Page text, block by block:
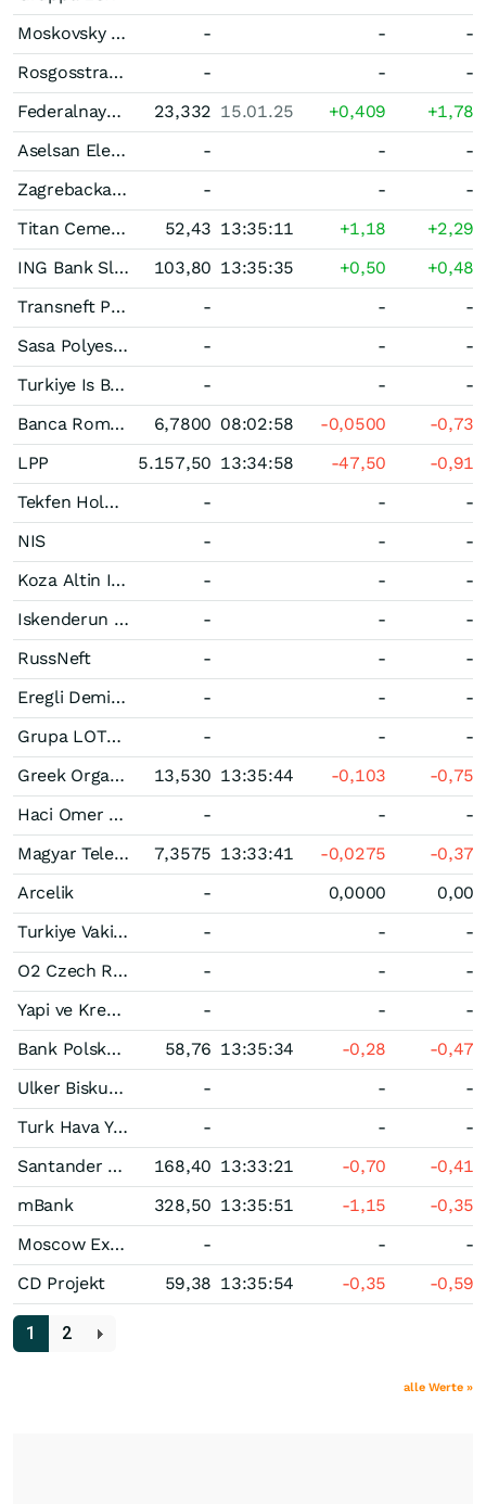
Moskovsky Creditny Bank
- -
-
Rosgosstrakh Insurance Company
- -
-
Federalnaya gidrogeneriruyuschaya kompaniya - RusGidro
23,332 15.01.25 +0,409
+1,78
Aselsan Elektronik Sanayi ve Ticaret
- -
-
Zagrebacka Banka
- -
-
Titan Cement International
52,43 13:35:11 +1,18
+2,29
ING Bank Slaski
103,80 13:35:35 +0,50
+0,48
Transneft Pref
- -
-
Sasa Polyester Sanayi
- -
-
Turkiye Is Bankasi A.S. (B)
- -
-
Banca Romana de Dezvoltare-Groupe Societe Ge nerale
6,7800 08:02:58 -0,0500
-0,73
LPP
5.157,50 13:34:58 -47,50
-0,91
Tekfen Holding
- -
-
NIS
- -
-
Koza Altin Izletmeleri
- -
-
Iskenderun Demir ve Celik
- -
-
RussNeft
- -
-
Eregli Demir Ve Celik Fabrikalari Turk Anonim Sirketi
- -
-
Grupa LOTOS
- -
-
Greek Organisation of Football Prognostics Opap
13,530 13:35:44 -0,103
-0,75
Haci Omer Sabanci Holding
- -
-
Magyar Telekom Tavkozlesi Nyrt
7,3575 13:33:41 -0,0275
-0,37
Arcelik
- 0,0000
0,00
Turkiye Vakiflar Bankasi
- -
-
O2 Czech Republic
- -
-
Yapi ve Kredi Bankasi
- -
-
Bank Polska Kasa Opieki
58,76 13:35:34 -0,28
-0,47
Ulker Biskuvi Sanayi
- -
-
Turk Hava Yollari AO
- -
-
Santander Bank Polska Spolka Akcyjna
168,40 13:33:21 -0,70
-0,41
mBank
328,50 13:35:51 -1,15
-0,35
Moscow Exchange MICEX-RTS
- -
-
CD Projekt
59,38 13:35:54 -0,35 -0,59
1 2
alle Werte »